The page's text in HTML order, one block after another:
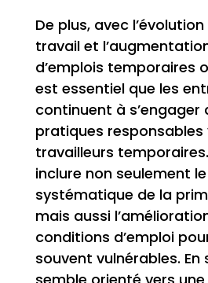
De plus, avec
travail et
d’emplois temporaires
est essentiel que les
continuent à s’engager
pratiques
travailleurs
inclure non seulement
systématique de la
mais aussi
conditions d’emploi
souvent vulnérables. En